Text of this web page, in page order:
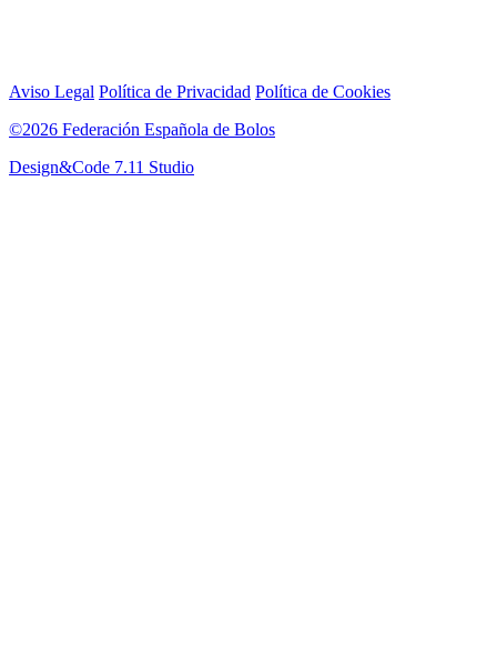
Aviso Legal Política de Privacidad Política de Cookies
©2026 Federación Española de Bolos
Design&Code 7.11 Studio